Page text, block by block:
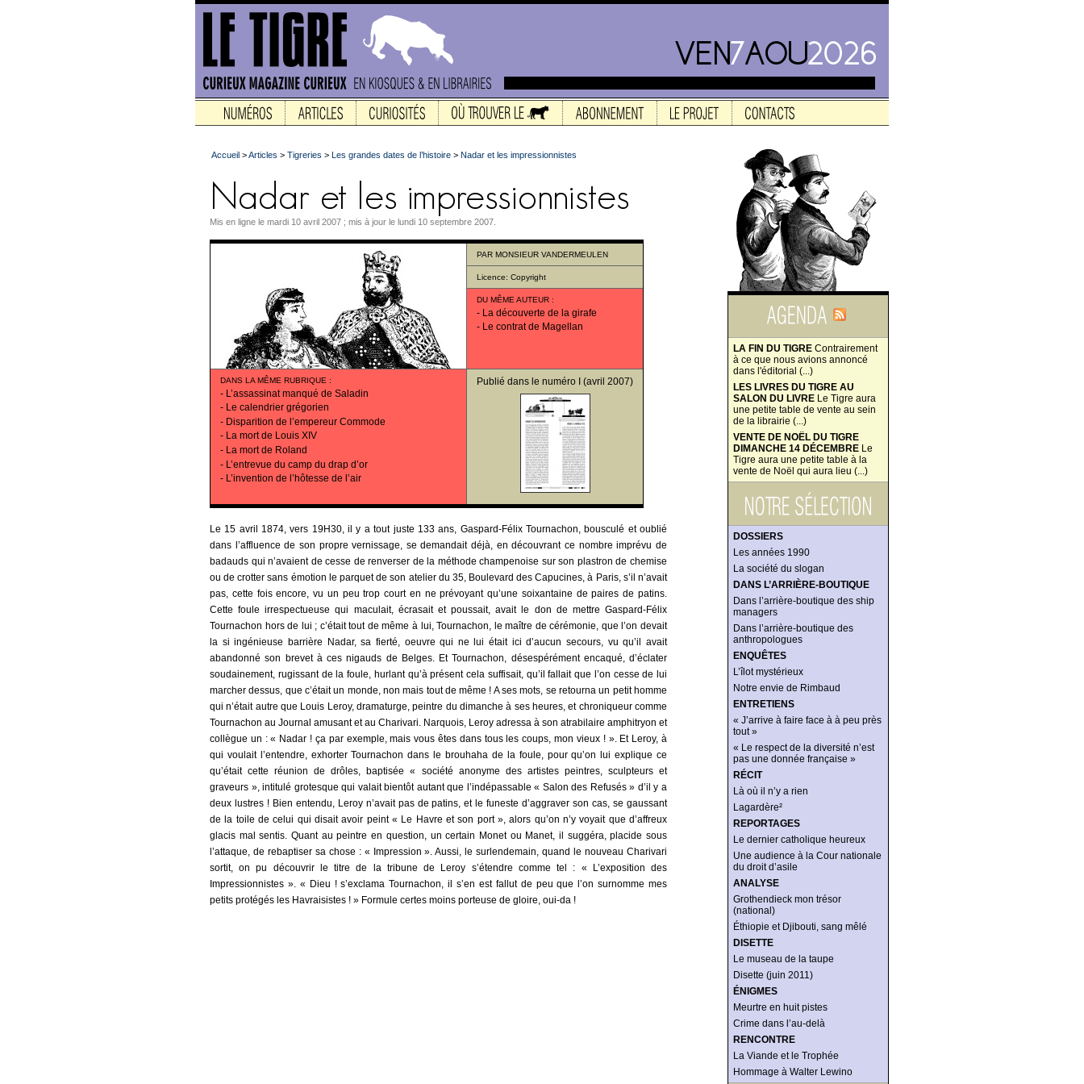
LA FIN DU TIGRE Contrairement
à ce que nous avions annoncé
dans l'éditorial (...)
LES LIVRES DU TIGRE AU
SALON DU LIVRE Le Tigre aura
une petite table de vente au sein
de la librairie (...)
VENTE DE NOËL DU TIGRE
DIMANCHE 14 DÉCEMBRE Le
Tigre aura une petite table à la
vente de Noël qui aura lieu (...)
DOSSIERS
Les années 1990
La société du slogan
DANS L’ARRIÈRE-BOUTIQUE
Dans l’arrière-boutique des ship
managers
Dans l’arrière-boutique des
anthropologues
ENQUÊTES
L’îlot mystérieux
Notre envie de Rimbaud
ENTRETIENS
« J’arrive à faire face à à peu près
tout »
« Le respect de la diversité n’est
pas une donnée française »
RÉCIT
Là où il n’y a rien
Lagardère²
REPORTAGES
Le dernier catholique heureux
Une audience à la Cour nationale
du droit d’asile
ANALYSE
Grothendieck mon trésor
(national)
Éthiopie et Djibouti, sang mêlé
DISETTE
Le museau de la taupe
Disette (juin 2011)
ÉNIGMES
Meurtre en huit pistes
Crime dans l’au-delà
RENCONTRE
La Viande et le Trophée
Hommage à Walter Lewino
Accueil >Articles > Tigreries > Les grandes dates de l’histoire > Nadar et les impressionnistes
Mis en ligne le mardi 10 avril 2007 ; mis à jour le lundi 10 septembre 2007.
PAR MONSIEUR VANDERMEULEN
Licence: Copyright
DU MÊME AUTEUR :
- La découverte de la girafe
- Le contrat de Magellan
DANS LA MÊME RUBRIQUE :
- L’assassinat manqué de Saladin
- Le calendrier grégorien
- Disparition de l’empereur Commode
- La mort de Louis XIV
- La mort de Roland
- L’entrevue du camp du drap d’or
- L’invention de l’hôtesse de l’air
Publié dans le numéro I (avril 2007)
Le 15 avril 1874, vers 19H30, il y a tout juste 133 ans, Gaspard-Félix Tournachon, bousculé et oublié
dans l’affluence de son propre vernissage, se demandait déjà, en découvrant ce nombre imprévu de
badauds qui n’avaient de cesse de renverser de la méthode champenoise sur son plastron de chemise
ou de crotter sans émotion le parquet de son atelier du 35, Boulevard des Capucines, à Paris, s’il n’avait
pas, cette fois encore, vu un peu trop court en ne prévoyant qu’une soixantaine de paires de patins.
Cette foule irrespectueuse qui maculait, écrasait et poussait, avait le don de mettre Gaspard-Félix
Tournachon hors de lui ; c’était tout de même à lui, Tournachon, le maître de cérémonie, que l’on devait
la si ingénieuse barrière Nadar, sa fierté, oeuvre qui ne lui était ici d’aucun secours, vu qu’il avait
abandonné son brevet à ces nigauds de Belges. Et Tournachon, désespérément encaqué, d’éclater
soudainement, rugissant de la foule, hurlant qu’à présent cela suffisait, qu’il fallait que l’on cesse de lui
marcher dessus, que c’était un monde, non mais tout de même ! A ses mots, se retourna un petit homme
qui n’était autre que Louis Leroy, dramaturge, peintre du dimanche à ses heures, et chroniqueur comme
Tournachon au Journal amusant et au Charivari. Narquois, Leroy adressa à son atrabilaire amphitryon et
collègue un : « Nadar ! ça par exemple, mais vous êtes dans tous les coups, mon vieux ! ». Et Leroy, à
qui voulait l’entendre, exhorter Tournachon dans le brouhaha de la foule, pour qu’on lui explique ce
qu’était cette réunion de drôles, baptisée « société anonyme des artistes peintres, sculpteurs et
graveurs », intitulé grotesque qui valait bientôt autant que l’indépassable « Salon des Refusés » d’il y a
deux lustres ! Bien entendu, Leroy n’avait pas de patins, et le funeste d’aggraver son cas, se gaussant
de la toile de celui qui disait avoir peint « Le Havre et son port », alors qu’on n’y voyait que d’affreux
glacis mal sentis. Quant au peintre en question, un certain Monet ou Manet, il suggéra, placide sous
l’attaque, de rebaptiser sa chose : « Impression ». Aussi, le surlendemain, quand le nouveau Charivari
sortit, on pu découvrir le titre de la tribune de Leroy s’étendre comme tel : « L’exposition des
Impressionnistes ». « Dieu ! s’exclama Tournachon, il s’en est fallut de peu que l’on surnomme mes
petits protégés les Havraisistes ! » Formule certes moins porteuse de gloire, oui-da !